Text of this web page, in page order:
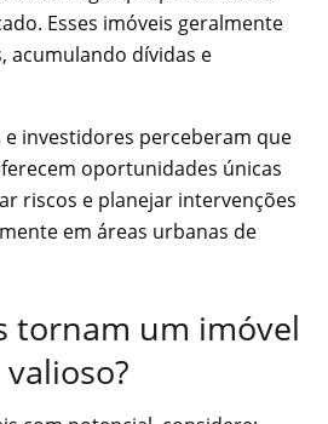
Esses imóveis geralmente
acumulando dívidas e
investidores perceberam que
oportunidades únicas
riscos e planejar intervenções
em áreas urbanas de
tornam um imóvel